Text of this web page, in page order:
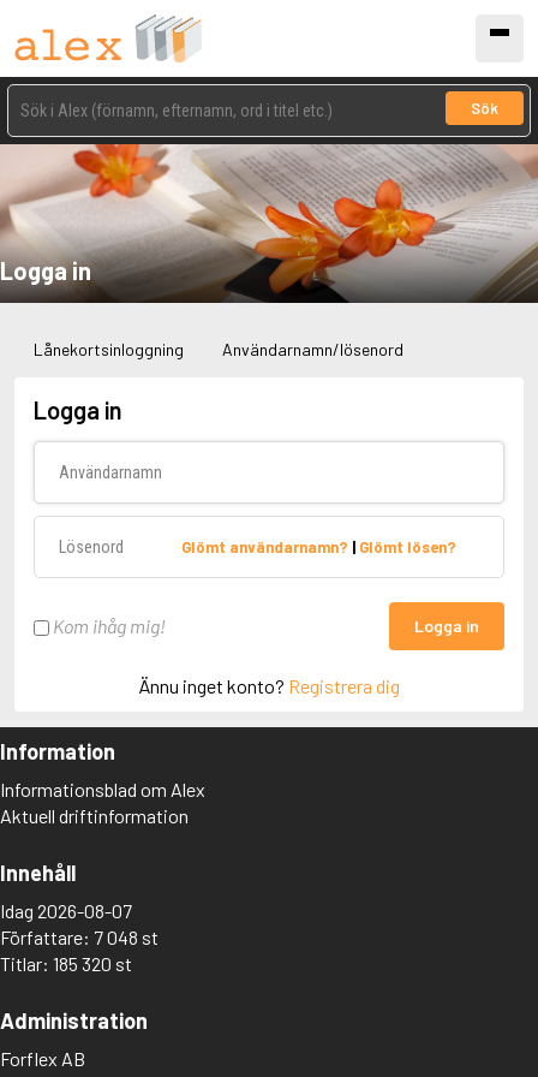
Sök
Logga in
Lånekortsinloggning Användarnamn/lösenord
Logga in
Glömt användarnamn? | Glömt lösen?
Kom ihåg mig! Logga in
Ännu inget konto? Registrera dig
Information
Informationsblad om Alex
Aktuell driftinformation
Innehåll
Idag 2026-08-07
Författare: 7 048 st
Titlar: 185 320 st
Administration
Forflex AB